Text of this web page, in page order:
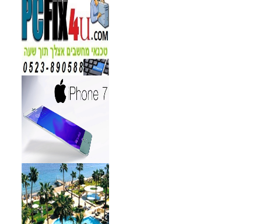
מידע נוסף
מברשות איפור מיקצועי למאפרים
349
₪
מידע נוסף
מעגל ריסים חשמלי
40
₪
מידע נוסף
מצלמות אינפרא
499
₪
מידע נוסף
18 מברשות למאפרים + נרתיק
ג'מס אדום מעור